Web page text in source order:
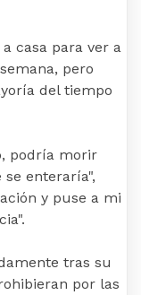
casa para ver a
pero
del tiempo
podría morir
enteraría",
y puse a mi
tras su
por las